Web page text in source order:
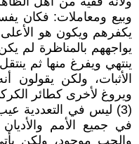
وبيع ومعاملات: فكان
يكفرهم ويكون هو
يواجههم بالمناظرة لم
ينتهي ويفرغ منها ثم
الأثبات، ولكن
ويروغ لأخرى كطائر
(3) ليس في التعددية
في جميع الأمم
والحب موجود، ولكن